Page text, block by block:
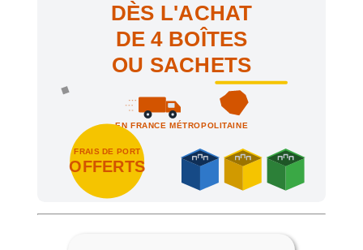
DÈS L'ACHAT
DE 4 BOÎTES
OU SACHETS
EN FRANCE MÉTROPOLITAINE
FRAIS DE PORT
OFFERTS
Achetez 4 sachets ou boîtes d'agrafes ou de pointes et